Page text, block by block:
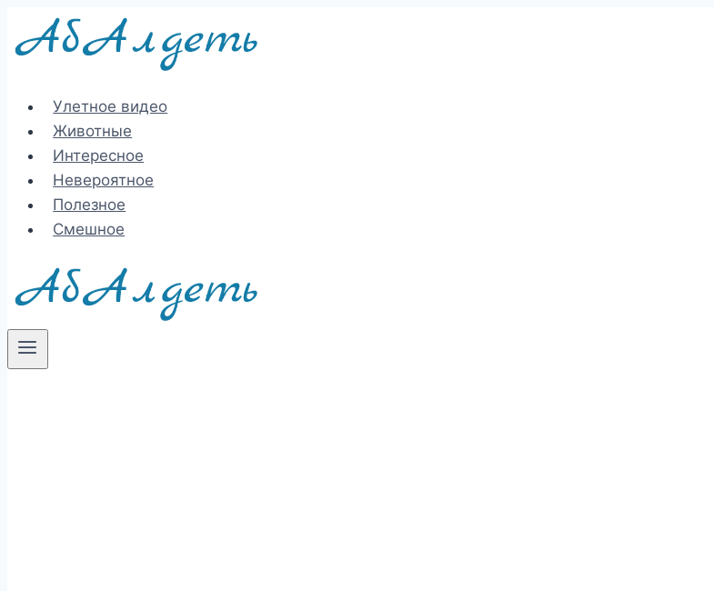
Перейти
Улетное видео
Животные
Интересное
Невероятное
Полезное
Смешное